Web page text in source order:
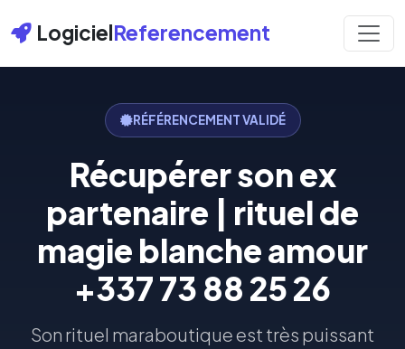
LogicielReferencement
RÉFÉRENCEMENT VALIDÉ
Récupérer son ex
partenaire | rituel de
magie blanche amour
+337 73 88 25 26
Son rituel maraboutique est très puissant